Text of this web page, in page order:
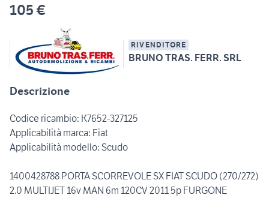
105 €
RIVENDITORE
BRUNO TRAS. FERR. SRL
Descrizione
Codice ricambio: K7652-327125
Applicabilità marca: Fiat
Applicabilità modello: Scudo
1400428788 PORTA SCORREVOLE SX FIAT SCUDO (270/272)
2.0 MULTIJET 16v MAN 6m 120CV 2011 5p FURGONE